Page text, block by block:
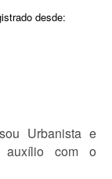
desde:
Urbanista e
auxílio com o